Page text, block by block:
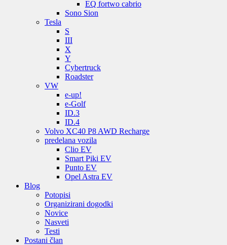
EQ fortwo cabrio
Sono Sion
Tesla
S
III
X
Y
Cybertruck
Roadster
VW
e-up!
e-Golf
ID.3
ID.4
Volvo XC40 P8 AWD Recharge
predelana vozila
Clio EV
Smart Piki EV
Punto EV
Opel Astra EV
Blog
Potopisi
Organizirani dogodki
Novice
Nasveti
Testi
Postani član